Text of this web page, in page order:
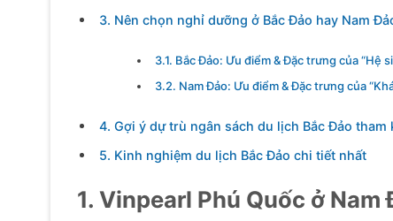
3. Nên chọn nghỉ dưỡng ở Bắc Đảo hay Nam
3.1. Bắc Đảo: Ưu điểm & Đặc trưng của “Hệ
3.2. Nam Đảo: Ưu điểm & Đặc trưng của
4. Gợi ý dự trù ngân sách du lịch Bắc Đảo tham
5. Kinh nghiệm du lịch Bắc Đảo chi tiết nhất
1. Vinpearl Phú Quốc ở